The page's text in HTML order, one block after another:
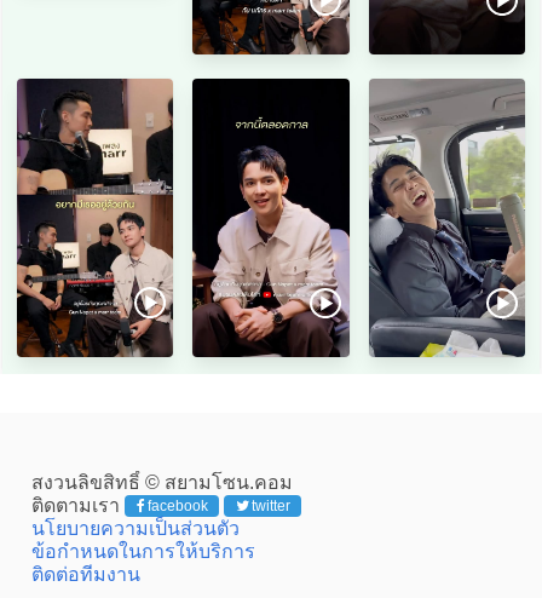
สงวนลิขสิทธิ์ © สยามโซน.คอม
ติดตามเรา
facebook twitter
นโยบายความเป็นส่วนตัว
ข้อกำหนดในการให้บริการ
ติดต่อทีมงาน